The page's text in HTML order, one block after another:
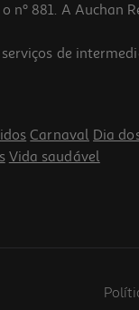
nº 881. A
de
Carnaval Dia
Vida saudável